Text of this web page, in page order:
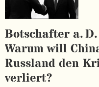
Botschafter a.
Warum will
Russland den
verliert?